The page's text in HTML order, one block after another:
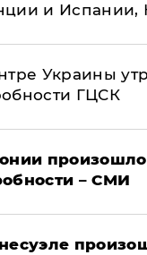
и Испании,
Украины
ГЦСК
– СМИ